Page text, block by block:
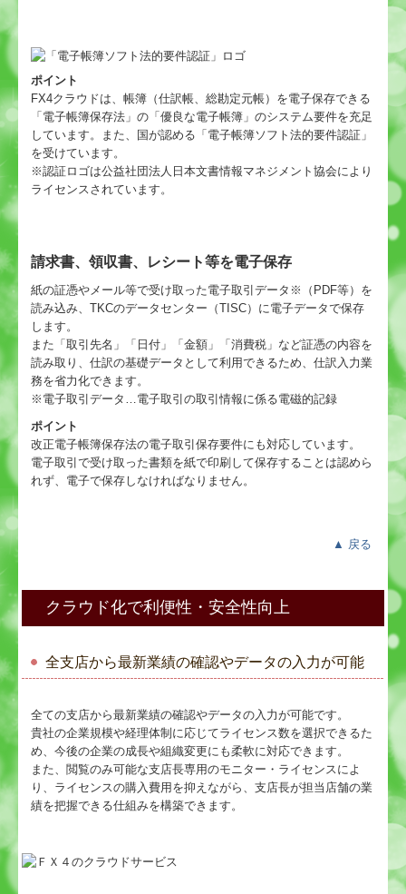
ポイント
FX4クラウドは、帳簿（仕訳帳、総勘定元帳）を電子保存できる
「電子帳簿保存法」の「優良な電子帳簿」のシステム要件を充足
しています。また、国が認める「電子帳簿ソフト法的要件認証」
を受けています。
※認証ロゴは公益社団法人日本文書情報マネジメント協会により
ライセンスされています。
請求書、領収書、レシート等を電子保存
紙の証憑やメール等で受け取った電子取引データ※（PDF等）を
読み込み、TKCのデータセンター（TISC）に電子データで保存
します。
また「取引先名」「日付」「金額」「消費税」など証憑の内容を
読み取り、仕訳の基礎データとして利用できるため、仕訳入力業
務を省力化できます。
※電子取引データ…電子取引の取引情報に係る電磁的記録
ポイント
改正電子帳簿保存法の電子取引保存要件にも対応しています。
電子取引で受け取った書類を紙で印刷して保存することは認めら
れず、電子で保存しなければなりません。
▲ 戻る
クラウド化で利便性・安全性向上
全支店から最新業績の確認やデータの入力が可能
全ての支店から最新業績の確認やデータの入力が可能です。
貴社の企業規模や経理体制に応じてライセンス数を選択できるた
め、今後の企業の成長や組織変更にも柔軟に対応できます。
また、閲覧のみ可能な支店長専用のモニター・ライセンスによ
り、ライセンスの購入費用を抑えながら、支店長が担当店舗の業
績を把握できる仕組みを構築できます。